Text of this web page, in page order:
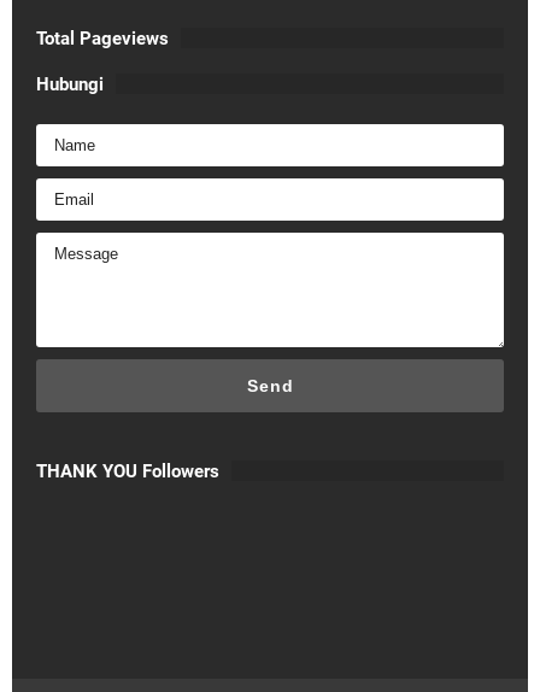
Total Pageviews
Hubungi
THANK YOU Followers